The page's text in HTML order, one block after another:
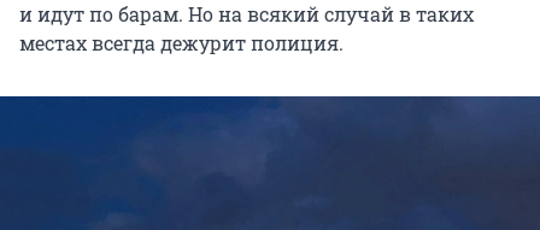
и идут по барам. Но на всякий случай в таких
местах всегда дежурит полиция.